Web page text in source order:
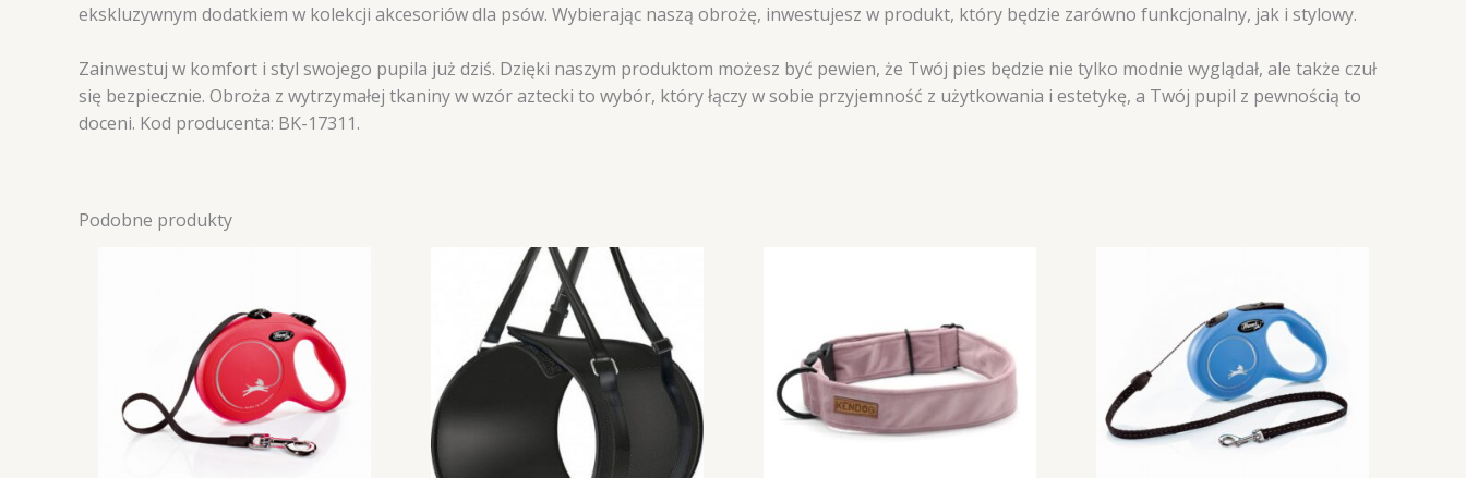
ekskluzywnym dodatkiem w kolekcji akcesoriów dla psów. Wybierając naszą obrożę, inwestujesz w produkt, który będzie zarówno funkcjonalny, jak i stylowy.
Zainwestuj w komfort i styl swojego pupila już dziś. Dzięki naszym produktom możesz być pewien, że Twój pies będzie nie tylko modnie wyglądał, ale także czuł
się bezpiecznie. Obroża z wytrzymałej tkaniny w wzór aztecki to wybór, który łączy w sobie przyjemność z użytkowania i estetykę, a Twój pupil z pewnością to
doceni. Kod producenta: BK-17311.
Podobne produkty